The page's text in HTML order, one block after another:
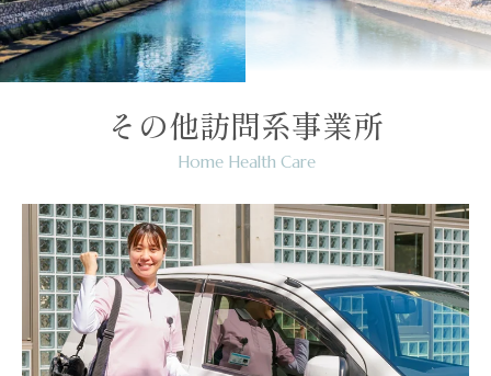
その他訪問系事業所
Home Health Care